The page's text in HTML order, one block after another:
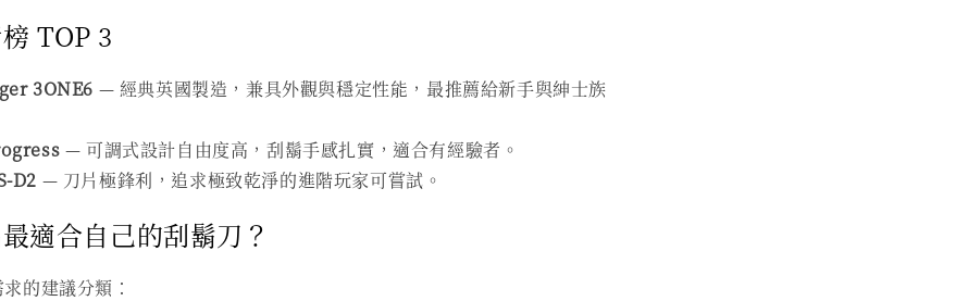
TOP 3
3ONE6 — 經典英國製造，兼具外觀與穩定性能，最推薦給新手與紳士族
— 可調式設計自由度高，刮鬍手感扎實，適合有經驗者。
D2 — 刀片極鋒利，追求極致乾淨的進階玩家可嘗試。
適合自己的刮鬍刀？
的建議分類：